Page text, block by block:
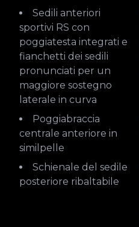
Sedili anteriori
sportivi RS con
poggiatesta integrati e
fianchetti dei sedili
pronunciati per un
maggiore sostegno
laterale in curva
Poggiabraccia
centrale anteriore in
similpelle
Schienale del sedile
posteriore ribaltabile